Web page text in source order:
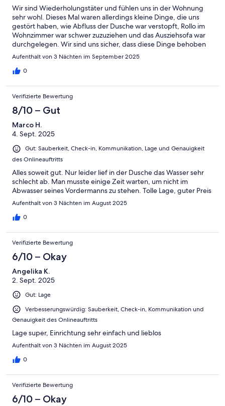
Wir sind Wiederholungstäter und fühlen uns in der Wohnung
sehr wohl. Dieses Mal waren allerdings kleine Dinge, die uns
gestört haben, wie Abfluss der Dusche war verstopft, Rollo im
Wohnzimmer war schwer zuzuziehen und das Ausziehsofa war
durchgelegen. Wir sind uns sicher, dass diese Dinge behoben
werden, denn zuvor hatten wir keine Probleme damit gehabt.
Aufenthalt von 3 Nächten im September 2025
0
Verifizierte Bewertung
8/10 – Gut
Marco H.
4. Sept. 2025
Gut: Sauberkeit, Check-in, Kommunikation, Lage und Genauigkeit
des Onlineauftritts
Alles soweit gut. Nur leider lief in der Dusche das Wasser sehr
schlecht ab. Man musste einige Zeit warten, um nicht im
Abwasser seines Vordermanns zu stehen. Tolle Lage, guter Preis
Aufenthalt von 3 Nächten im August 2025
0
Verifizierte Bewertung
6/10 – Okay
Angelika K.
2. Sept. 2025
Gut: Lage
Verbesserungswürdig: Sauberkeit, Check-in, Kommunikation und
Genauigkeit des Onlineauftritts
Lage super, Einrichtung sehr einfach und lieblos
Aufenthalt von 3 Nächten im August 2025
0
Verifizierte Bewertung
6/10 – Okay